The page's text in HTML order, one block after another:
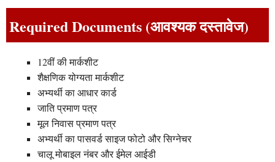
Required Documents (आवश्यक दस्तावेज)
12वीं की मार्कशीट
शैक्षणिक योग्यता मार्कशीट
अभ्यर्थी का आधार कार्ड
जाति प्रमाण पत्र
मूल निवास प्रमाण पत्र
अभ्यर्थी का पासवर्ड साइज फोटो और सिग्नेचर
चालू मोबाइल नंबर और ईमेल आईडी